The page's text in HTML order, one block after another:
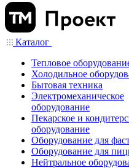
Каталог
Тепловое
Холодильное
Бытовая техника
Электромеханическое
оборудование
Пекарское и
оборудование
Оборудование для
Оборудование для
Нейтральное